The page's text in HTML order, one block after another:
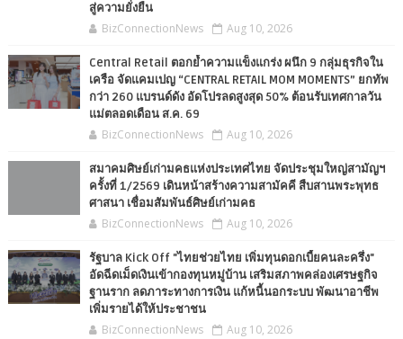
สู่ความยั่งยืน
BizConnectionNews Aug 10, 2026
Central Retail ตอกย้ำความแข็งแกร่ง ผนึก 9 กลุ่มธุรกิจใน
เครือ จัดแคมเปญ “CENTRAL RETAIL MOM MOMENTS” ยกทัพ
กว่า 260 แบรนด์ดัง อัดโปรลดสูงสุด 50% ต้อนรับเทศกาลวัน
แม่ตลอดเดือน ส.ค. 69
BizConnectionNews Aug 10, 2026
สมาคมศิษย์เก่ามคธแห่งประเทศไทย จัดประชุมใหญ่สามัญฯ
ครั้งที่ 1/2569 เดินหน้าสร้างความสามัคคี สืบสานพระพุทธ
ศาสนา เชื่อมสัมพันธ์ศิษย์เก่ามคธ
BizConnectionNews Aug 10, 2026
รัฐบาล Kick Off "ไทยช่วยไทย เพิ่มทุนดอกเบี้ยคนละครึ่ง"
อัดฉีดเม็ดเงินเข้ากองทุนหมู่บ้าน เสริมสภาพคล่องเศรษฐกิจ
ฐานราก ลดภาระทางการเงิน แก้หนี้นอกระบบ พัฒนาอาชีพ
เพิ่มรายได้ให้ประชาชน
BizConnectionNews Aug 10, 2026